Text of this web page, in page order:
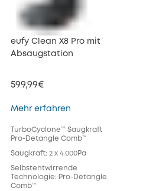
eufy Clean X8 Pro mit
Absaugstation
599,99€
Mehr erfahren
TurboCyclone™ Saugkraft
Pro-Detangle Comb™
Saugkraft: 2 x 4.000Pa
Selbstentwirrende
Technologie: Pro-Detangle
Comb™